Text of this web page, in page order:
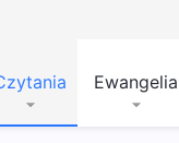
Ewangelia